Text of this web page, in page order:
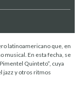
latinoamericano que, en
musical. En esta fecha, se
Quinteto”, cuya
jazz y otros ritmos